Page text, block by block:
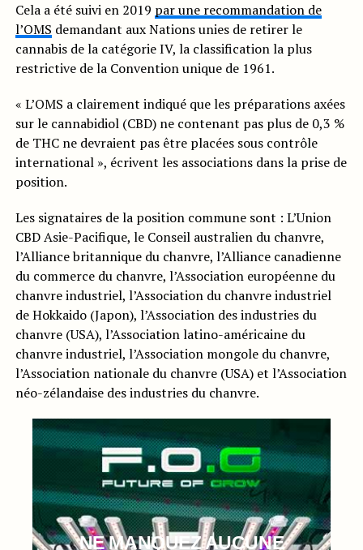
Cela a été suivi en 2019 par une recommandation de
l’OMS demandant aux Nations unies de retirer le
cannabis de la catégorie IV, la classification la plus
restrictive de la Convention unique de 1961.
« L’OMS a clairement indiqué que les préparations axées
sur le cannabidiol (CBD) ne contenant pas plus de 0,3 %
de THC ne devraient pas être placées sous contrôle
international », écrivent les associations dans la prise de
position.
Les signataires de la position commune sont : L’Union
CBD Asie-Pacifique, le Conseil australien du chanvre,
l’Alliance britannique du chanvre, l’Alliance canadienne
du commerce du chanvre, l’Association européenne du
chanvre industriel, l’Association du chanvre industriel
de Hokkaido (Japon), l’Association des industries du
chanvre (USA), l’Association latino-américaine du
chanvre industriel, l’Association mongole du chanvre,
l’Association nationale du chanvre (USA) et l’Association
néo-zélandaise des industries du chanvre.
NE MANQUEZ AUCUNE